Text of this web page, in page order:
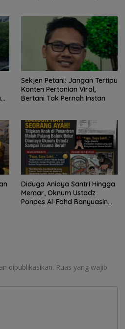
Sekjen Petani: Jangan Tertipu
Konten Pertanian Viral,
Bertani Tak Pernah Instan
Diduga Aniaya Santri Hingga
Memar, Oknum Ustadz
Ponpes Al-Fahd Banyuasin
dipublikasikan. Ruas yang wajib